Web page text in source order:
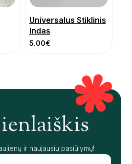
Universalus Stiklinis
Indas
5.00€
ir naujausių pasiūlymų!